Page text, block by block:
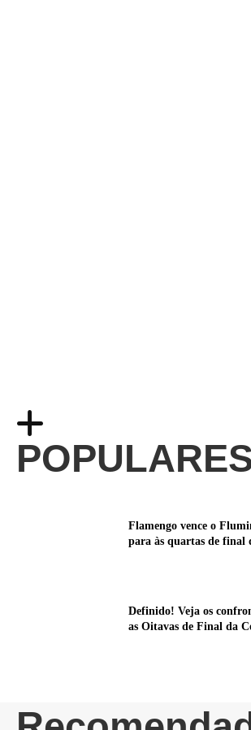
Flamengo vence o
para às quartas de final
Definido! Veja os
as Oitavas de Final da